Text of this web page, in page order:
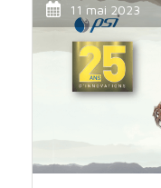
11 mai 2023